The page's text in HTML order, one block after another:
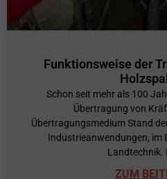
Funktionsweise der
Schon seit mehr als 100
Übertragung von
Übertragungsmedium Stand
Industrieanwendungen, im
Landtechnik.
ZUM